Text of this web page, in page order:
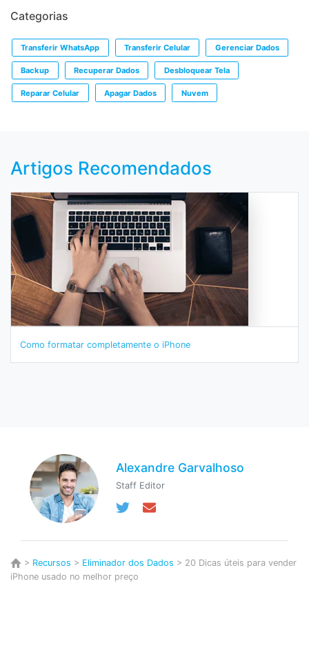
Categorias
Transferir WhatsApp Transferir Celular Gerenciar Dados
Backup Recuperar Dados Desbloquear Tela
Reparar Celular Apagar Dados Nuvem
Artigos Recomendados
Como formatar completamente o iPhone
Alexandre Garvalhoso
Staff Editor
> Recursos > Eliminador dos Dados > 20 Dicas úteis para vender
iPhone usado no melhor preço